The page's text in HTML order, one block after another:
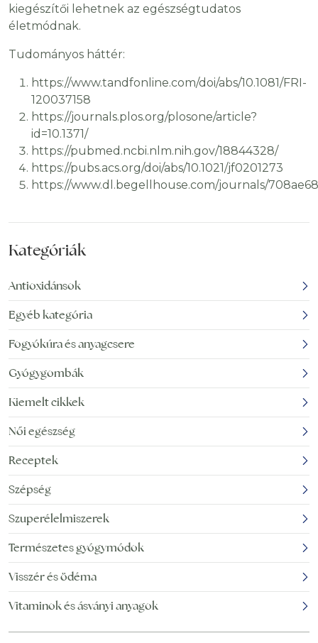
kiegészítői lehetnek az egészségtudatos
életmódnak.
Tudományos háttér:
https://www.tandfonline.com/doi/abs/10.1081/FRI-
120037158
https://journals.plos.org/plosone/article?
id=10.1371/
https://pubmed.ncbi.nlm.nih.gov/18844328/
https://pubs.acs.org/doi/abs/10.1021/jf0201273
https://www.dl.begellhouse.com/journals/
Kategóriák
Antioxidánsok
Egyéb kategória
Fogyókúra és anyagcsere
Gyógygombák
Kiemelt cikkek
Női egészség
Receptek
Szépség
Szuperélelmiszerek
Természetes gyógymódok
Visszér és ödéma
Vitaminok és ásványi anyagok